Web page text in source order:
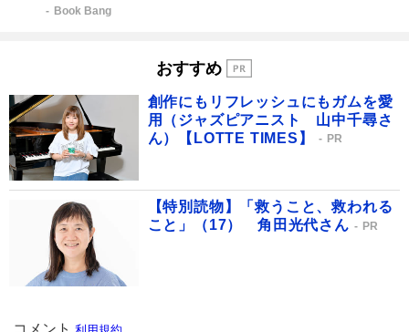
Book Bang
おすすめ
創作にもリフレッシュにもガムを愛
用（ジャズピアニスト 山中千尋さ
ん）【LOTTE TIMES】
PR
【特別読物】「救うこと、救われる
こと」（17） 角田光代さん
PR